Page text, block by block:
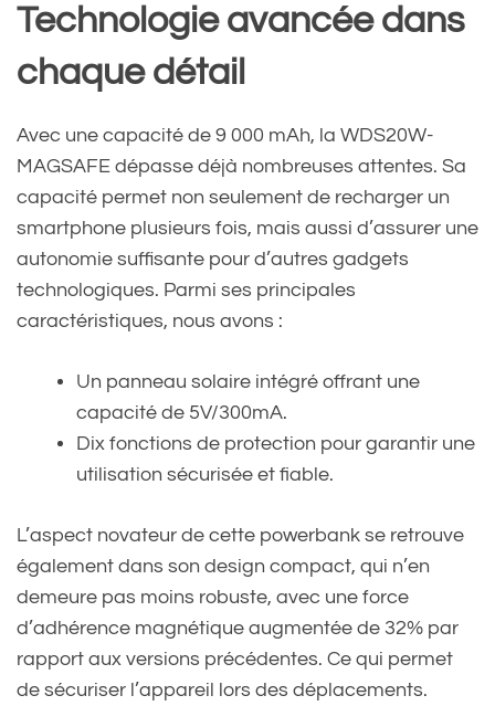
Technologie avancée dans
chaque détail
Avec une capacité de 9 000 mAh, la WDS20W-
MAGSAFE dépasse déjà nombreuses attentes. Sa
capacité permet non seulement de recharger un
smartphone plusieurs fois, mais aussi d’assurer une
autonomie suffisante pour d’autres gadgets
technologiques. Parmi ses principales
caractéristiques, nous avons :
Un panneau solaire intégré offrant une
capacité de 5V/300mA.
Dix fonctions de protection pour garantir une
utilisation sécurisée et fiable.
L’aspect novateur de cette powerbank se retrouve
également dans son design compact, qui n’en
demeure pas moins robuste, avec une force
d’adhérence magnétique augmentée de 32% par
rapport aux versions précédentes. Ce qui permet
de sécuriser l’appareil lors des déplacements.